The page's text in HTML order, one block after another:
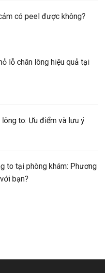
có peel được không?
lỗ chân lông hiệu quả tại
to: Ưu điểm và lưu ý
to tại phòng khám: Phương
bạn?